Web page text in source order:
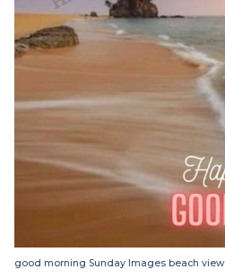
good morning Sunday Images beach view